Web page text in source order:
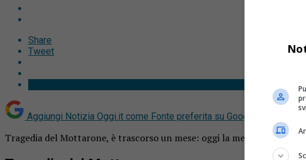
Share
Tweet
Aggiungi Notizia Oggi.it come Fonte preferita su Google
Tragedia del Mottarone, è trascorso un mese: oggi la messa del